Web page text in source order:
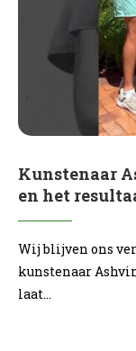
Kunstenaar
en het
Wij blijven ons
kunstenaar
laat…